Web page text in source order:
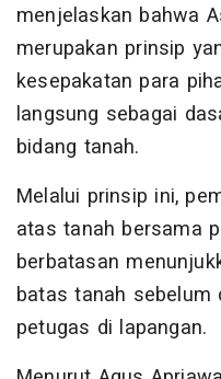
menjelaskan bahwa
merupakan prinsip
kesepakatan para
langsung sebagai
bidang tanah.
Melalui prinsip ini,
atas tanah bersama
berbatasan
batas tanah sebelum
petugas di lapangan.